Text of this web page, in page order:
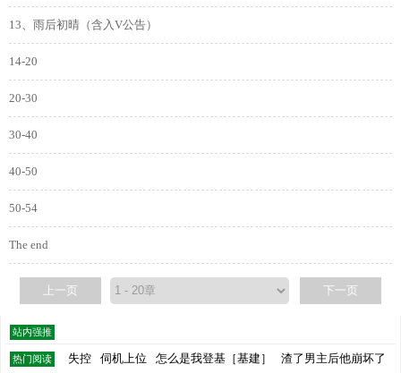
13、雨后初晴（含入V公告）
14-20
20-30
30-40
40-50
50-54
The end
上一页 下一页
站内强推
热门阅读 失控 伺机上位 怎么是我登基［基建］ 渣了男主后他崩坏了